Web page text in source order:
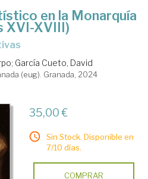
en la Monarquía
XVI-XVIII)
; García Cueto, David
(eug). Granada, 2024
35,00 €
Sin Stock. Disponible en
7/10 días.
COMPRAR